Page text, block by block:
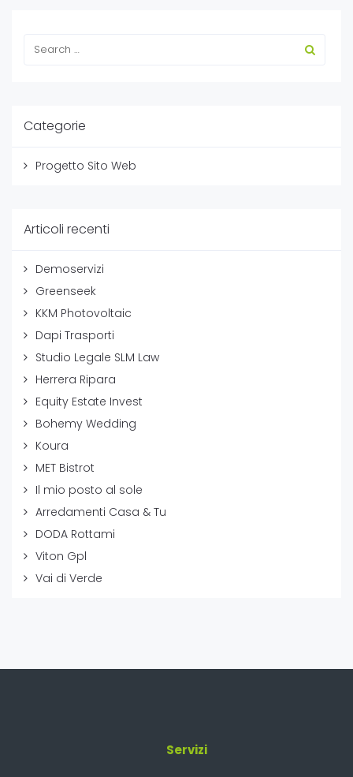
Categorie
Progetto Sito Web
Articoli recenti
Demoservizi
Greenseek
KKM Photovoltaic
Dapi Trasporti
Studio Legale SLM Law
Herrera Ripara
Equity Estate Invest
Bohemy Wedding
Koura
MET Bistrot
Il mio posto al sole
Arredamenti Casa & Tu
DODA Rottami
Viton Gpl
Vai di Verde
Servizi